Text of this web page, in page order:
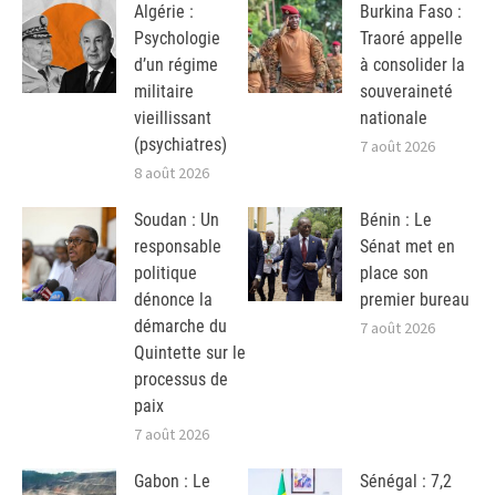
Algérie :
Psychologie
d’un régime
militaire
vieillissant
(psychiatres)
8 août 2026
Burkina Faso :
Traoré appelle
à consolider la
souveraineté
nationale
7 août 2026
Soudan : Un
responsable
politique
dénonce la
démarche du
Quintette sur le
processus de
paix
7 août 2026
Bénin : Le
Sénat met en
place son
premier bureau
7 août 2026
Gabon : Le
Sénégal : 7,2